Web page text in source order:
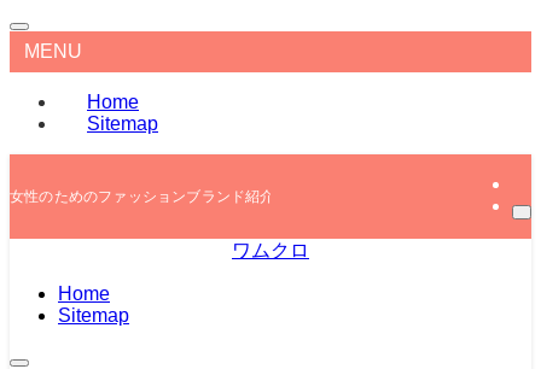
MENU
Home
Sitemap
女性のためのファッションブランド紹介
ワムクロ
Home
Sitemap